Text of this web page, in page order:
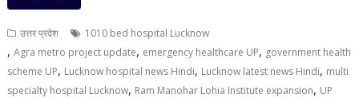
उत्तर प्रदेश 1010 bed hospital Lucknow
,Agra metro project update, emergency healthcare UP, government health
scheme UP, Lucknow hospital news Hindi, Lucknow latest news Hindi, multi
specialty hospital Lucknow, Ram Manohar Lohia Institute expansion, UP